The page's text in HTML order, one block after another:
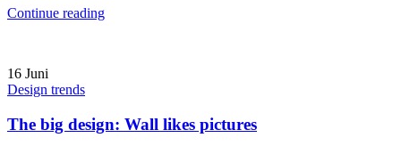
Continue reading
16 Juni
Design trends
The big design: Wall likes pictures